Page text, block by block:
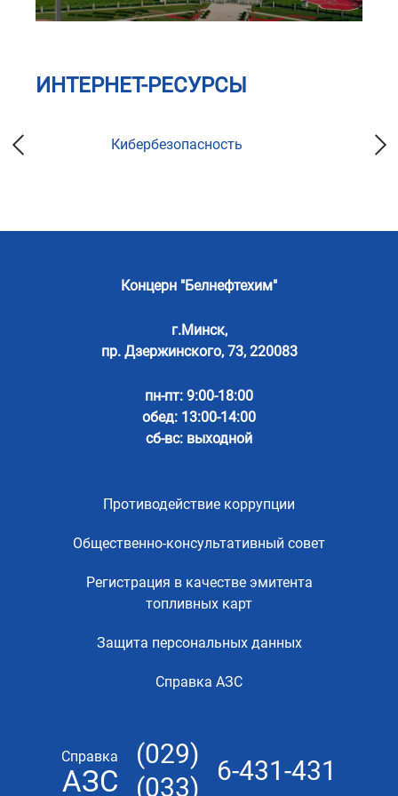
ИНТЕРНЕТ-РЕСУРСЫ
Кибербезопасность
Концерн "Белнефтехим"
г.Минск,
пр. Дзержинского, 73, 220083
пн-пт: 9:00-18:00
обед: 13:00-14:00
сб-вс: выходной
Противодействие коррупции
Общественно-консультативный совет
Регистрация в качестве эмитента
топливных карт
Защита персональных данных
Справка АЗС
Справка
АЗС
(029)
(033)
6-431-431